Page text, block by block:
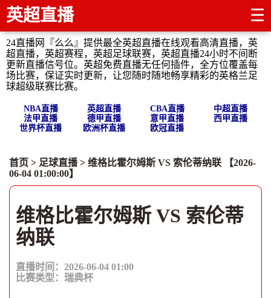
英超直播 ☰
24直播网『么么』提供最全英超直播在线观看高清直播，英
超直播，英超赛程，英超足球联赛，英超直播24小时不间断
更新直播信号位。英超免费直播无任何插件，全方位覆盖每
场比赛，保证实时更新，让您随时随地畅享精彩的英格兰足
球超级联赛比赛。
NBA直播 英超直播 CBA直播
中超直播
法甲直播
德甲直播 意甲直播
西甲直播
世界杯直播
欧洲杯直播 欧冠直播
首页 > 足球直播> 维格比霍尔姆斯 VS 索伦蒂纳联 【2026-
06-04 01:00:00】
维格比霍尔姆斯 VS 索伦蒂
纳联
直播时间：2026-06-04 01:00
比赛类型： 瑞典杯